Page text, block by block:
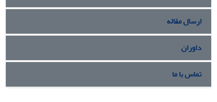
ارسال مقاله
داوران
تماس با ما